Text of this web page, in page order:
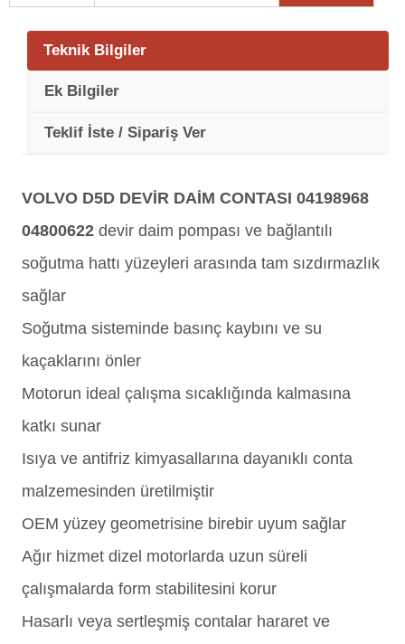
Teknik Bilgiler
Ek Bilgiler
Teklif İste / Sipariş Ver
VOLVO D5D DEVİR DAİM CONTASI 04198968
04800622 devir daim pompası ve bağlantılı
soğutma hattı yüzeyleri arasında tam sızdırmazlık
sağlar
Soğutma sisteminde basınç kaybını ve su
kaçaklarını önler
Motorun ideal çalışma sıcaklığında kalmasına
katkı sunar
Isıya ve antifriz kimyasallarına dayanıklı conta
malzemesinden üretilmiştir
OEM yüzey geometrisine birebir uyum sağlar
Ağır hizmet dizel motorlarda uzun süreli
çalışmalarda form stabilitesini korur
Hasarlı veya sertleşmiş contalar hararet ve